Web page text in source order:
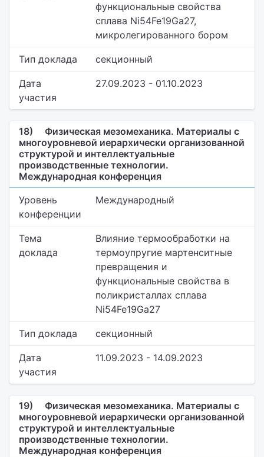
функциональные свойства
сплава Ni54Fe19Ga27,
микролегированного бором
Тип доклада секционный
Дата
участия
27.09.2023 - 01.10.2023
18)
Физическая мезомеханика. Материалы с
многоуровневой иерархически организованной
структурой и интеллектуальные
производственные технологии.
Международная конференция
Уровень
конференции
Международный
Тема
доклада
Влияние термообработки на
термоупругие мартенситные
превращения и
функциональные свойства в
поликристаллах сплава
Ni54Fe19Ga27
Тип доклада секционный
Дата
участия
11.09.2023 - 14.09.2023
19)
Физическая мезомеханика. Материалы с
многоуровневой иерархически организованной
структурой и интеллектуальные
производственные технологии.
Международная конференция